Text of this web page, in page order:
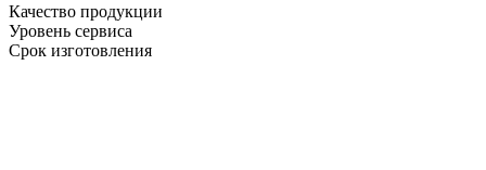
Качество продукции
Уровень сервиса
Срок изготовления